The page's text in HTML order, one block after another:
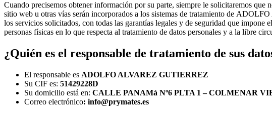
Cuando precisemos obtener información por su parte, siempre le solicitaremos
sitio web u otras vías serán incorporados a los sistemas de tratamiento de
los servicios solicitados, con todas las garantías legales y de seguridad que
personas físicas en lo que respecta al tratamiento de datos personales y a la libre
¿Quién es el responsable de tratamiento de sus
El responsable es ADOLFO ALVAREZ GUTIERREZ
Su CIF es: 51429228D
Su domicilio está en: CALLE PANAMá Nº6 PLTA 1 – COLMENAR
Correo electrónico: info@prymates.es